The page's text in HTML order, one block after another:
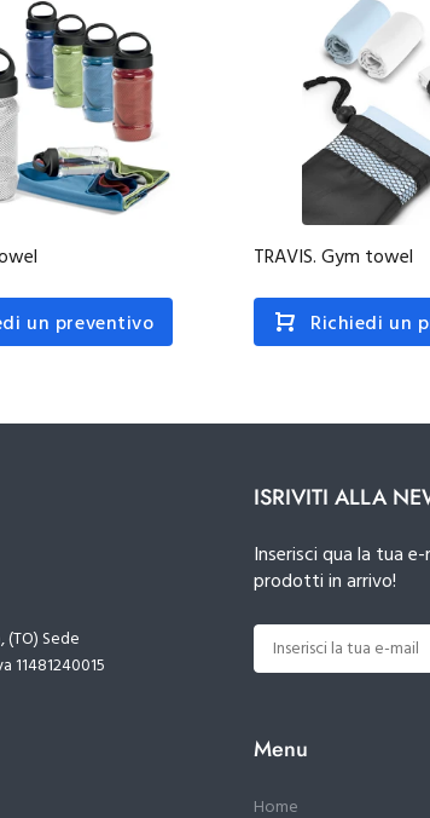
un preventivo
TRAVIS. Gym towel
Richiedi un
(TO) Sede
11481240015
ISRIVITI ALLA
Inserisci qua la tua
prodotti in arrivo!
Menu
Home